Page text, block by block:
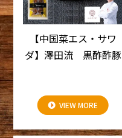
【中国菜エス・サワ
ダ】澤田流 黒酢酢豚
VIEW MORE